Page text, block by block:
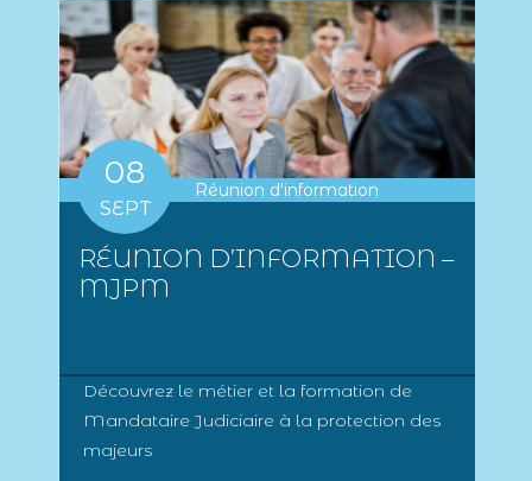
08
SEPT
Réunion d'information
RÉUNION D’INFORMATION –
MJPM
Découvrez le métier et la formation de
Mandataire Judiciaire à la protection des
majeurs